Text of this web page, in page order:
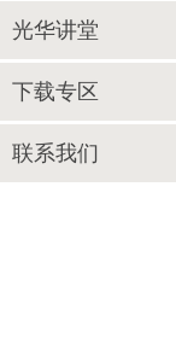
光华讲堂
下载专区
联系我们